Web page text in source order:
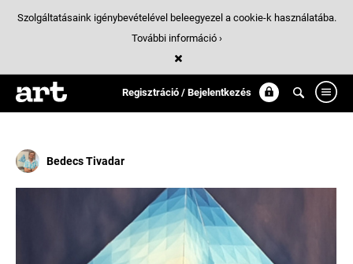
Regisztráció / Bejelentkezés
Találatok/ 18:
Op Art
Bedecs Tivadar
Szolgáltatásaink igénybevételével beleegyezel a cookie-k használatába.
További információ ›